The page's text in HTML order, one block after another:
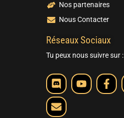
Nos partenaires
Nous Contacter
Réseaux Sociaux
Tu peux nous suivre sur :